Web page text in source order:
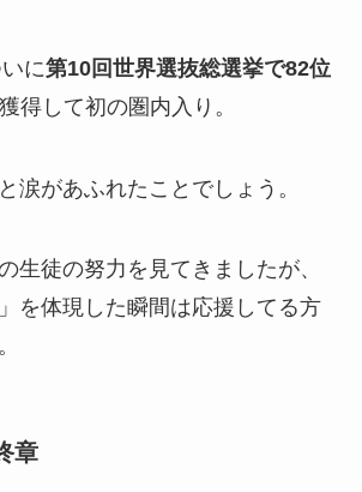
に第10回世界選抜総選挙で82位
得して初の圏内入り。
涙があふれたことでしょう。
生徒の努力を見てきましたが、
を体現した瞬間は応援してる方
章